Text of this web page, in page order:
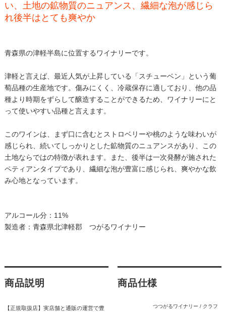
い、土地の鉱物質のニュアンス、繊細な泡が感じら
れ後半はとても爽やか
青森県の津軽半島に位置するワイナリーです。
津軽と言えば、最近人気が上昇している「スチューベン」という葡
萄品種の生産地です。傷みにくく、冷蔵保存に適しており、他の品
種より時期をずらして醸造することができるため、ワイナリーにと
って使いやすい品種と言えます。
このワインは、まず口に含むとストロベリーや桃のような味わいが
感じられ、続いてしっかりとした鉱物質のニュアンスがあり、この
土地ならではの特徴が表れます。また、後半は一次発酵が施された
ペティアンタイプであり、繊細な泡が豊富に感じられ、爽やかな飲
み心地となっています。
アルコール分：11%
製造者：青森県北津軽郡 つがるワイナリー
商品説明
【正規取扱店】実店舗と通販の運営で豊
商品仕様
つつがるワイナリー / クラフ